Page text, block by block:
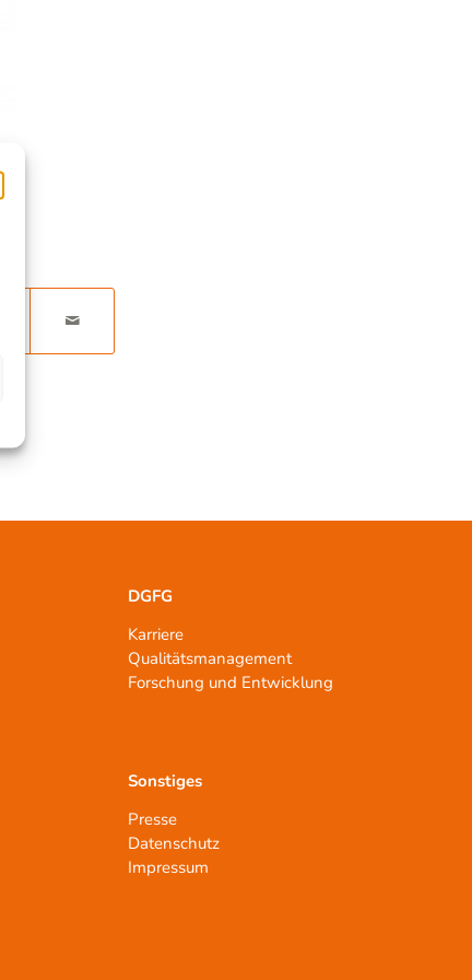
DGFG
Karriere
Qualitätsmanagement
Forschung und Entwicklung
Sonstiges
Presse
Datenschutz
Impressum